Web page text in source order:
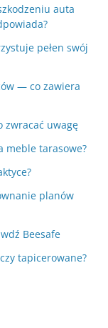
auta
pełen swój
— co zawiera
zwracać uwagę
meble tarasowe?
planów
Beesafe
tapicerowane?